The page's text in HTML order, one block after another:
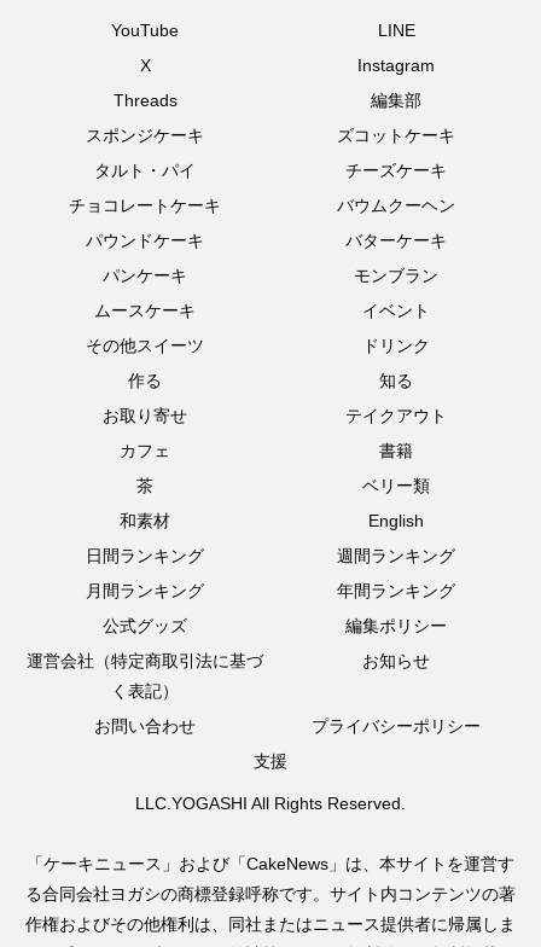
YouTube
LINE
X
Instagram
Threads
編集部
スポンジケーキ
ズコットケーキ
タルト・パイ
チーズケーキ
チョコレートケーキ
バウムクーヘン
パウンドケーキ
バターケーキ
パンケーキ
モンブラン
ムースケーキ
イベント
その他スイーツ
ドリンク
作る
知る
お取り寄せ
テイクアウト
カフェ
書籍
茶
ベリー類
和素材
English
日間ランキング
週間ランキング
月間ランキング
年間ランキング
公式グッズ
編集ポリシー
運営会社（特定商取引法に基づ
く表記）
お知らせ
お問い合わせ
プライバシーポリシー
支援
LLC.YOGASHI All Rights Reserved.
「ケーキニュース」および「CakeNews」は、本サイトを運営す
る合同会社ヨガシの商標登録呼称です。サイト内コンテンツの著
作権およびその他権利は、同社またはニュース提供者に帰属しま